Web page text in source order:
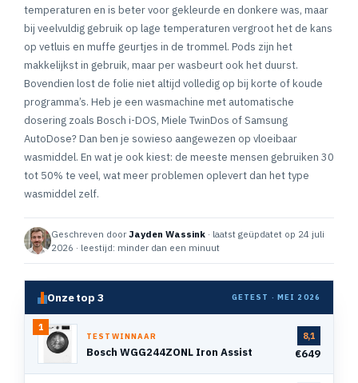
temperaturen en is beter voor gekleurde en donkere was, maar
bij veelvuldig gebruik op lage temperaturen vergroot het de kans
op vetluis en muffe geurtjes in de trommel. Pods zijn het
makkelijkst in gebruik, maar per wasbeurt ook het duurst.
Bovendien lost de folie niet altijd volledig op bij korte of koude
programma’s. Heb je een wasmachine met automatische
dosering zoals Bosch i-DOS, Miele TwinDos of Samsung
AutoDose? Dan ben je sowieso aangewezen op vloeibaar
wasmiddel. En wat je ook kiest: de meeste mensen gebruiken 30
tot 50% te veel, wat meer problemen oplevert dan het type
wasmiddel zelf.
Geschreven door Jayden Wassink · laatst geüpdatet op 24 juli
2026 · leestijd: minder dan een minuut
Onze top 3 GETEST · MEI 2026
1
TESTWINNAAR
Bosch WGG244ZONL Iron Assist
8,1
€649